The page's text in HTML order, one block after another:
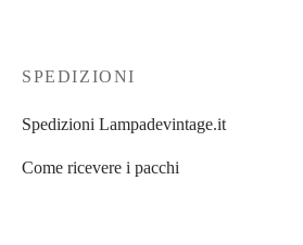
SPEDIZIONI
Spedizioni Lampadevintage.it
Come ricevere i pacchi